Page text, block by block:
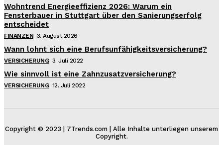
Wohntrend Energieeffizienz 2026: Warum ein
Fensterbauer in Stuttgart über den Sanierungserfolg
entscheidet
FINANZEN 3. August 2026
Wann lohnt sich eine Berufsunfähigkeitsversicherung?
VERSICHERUNG 3. Juli 2022
Wie sinnvoll ist eine Zahnzusatzversicherung?
VERSICHERUNG 12. Juli 2022
Copyright © 2023 | 7Trends.com | Alle Inhalte unterliegen unserem
Copyright.